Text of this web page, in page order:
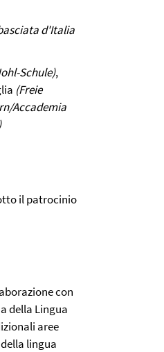
d'Italia
Schule),
(Freie
Accademia
il patrocinio
con
della Lingua
aree
lingua